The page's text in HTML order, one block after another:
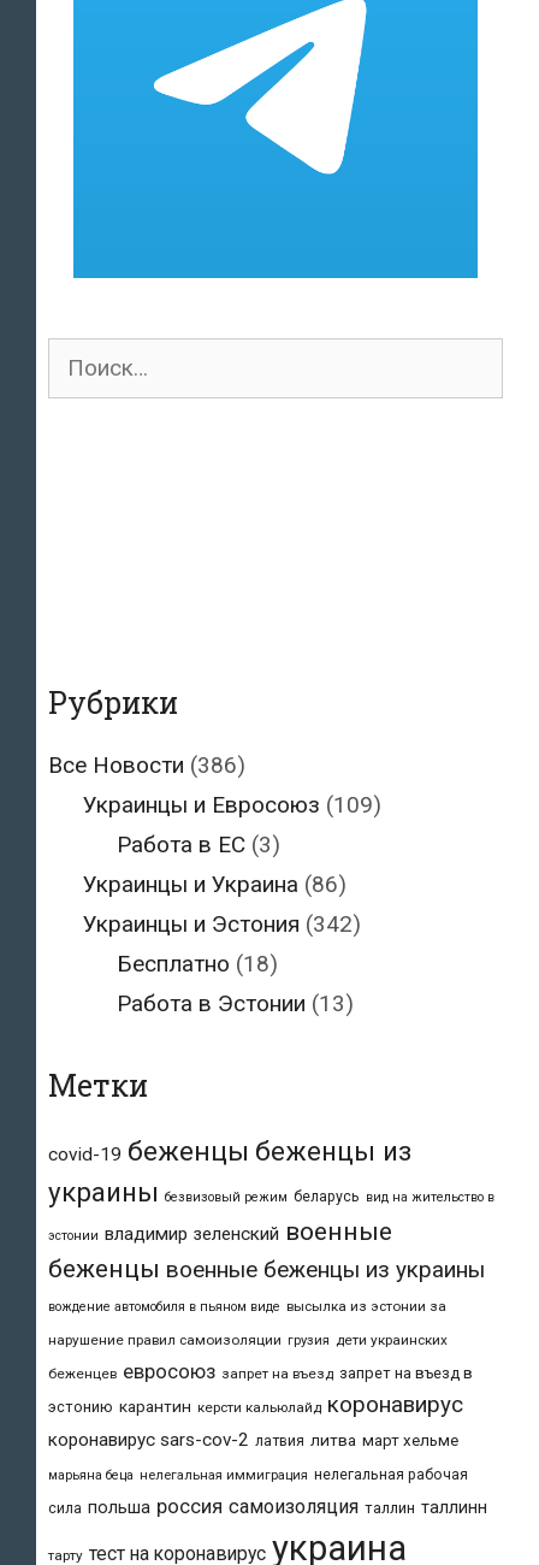
Поиск
Рубрики
Все Новости (386)
Украинцы и Евросоюз (109)
Работа в ЕС (3)
Украинцы и Украина (86)
Украинцы и Эстония (342)
Бесплатно (18)
Работа в Эстонии (13)
Метки
covid-19 беженцы беженцы из
украины безвизовый режим беларусь вид на жительство в
эстонии владимир зеленский военные
беженцы военные беженцы из украины
вождение автомобиля в пьяном виде высылка из эстонии за
нарушение правил самоизоляции грузия дети украинских
беженцев евросоюз запрет на въезд запрет на въезд в
эстонию карантин керсти кальюлайд коронавирус
коронавирус sars-cov-2 латвия литва март хельме
марьяна беца нелегальная иммиграция нелегальная рабочая
сила польша россия самоизоляция таллин таллинн
тарту тест на коронавирус украина